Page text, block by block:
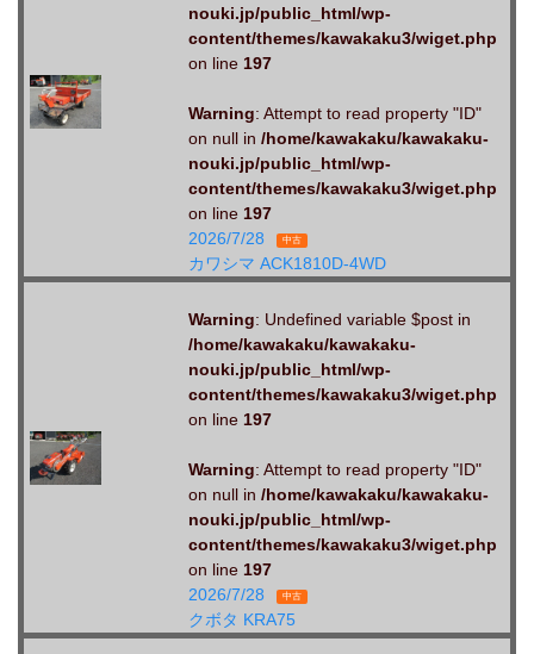
nouki.jp/public_html/wp-
content/themes/kawakaku3/wiget.php
on line 197
Warning: Attempt to read property "ID"
on null in /home/kawakaku/kawakaku-
nouki.jp/public_html/wp-
content/themes/kawakaku3/wiget.php
on line 197
2026/7/28
中古
カワシマ ACK1810D-4WD
Warning: Undefined variable $post in
/home/kawakaku/kawakaku-
nouki.jp/public_html/wp-
content/themes/kawakaku3/wiget.php
on line 197
Warning: Attempt to read property "ID"
on null in /home/kawakaku/kawakaku-
nouki.jp/public_html/wp-
content/themes/kawakaku3/wiget.php
on line 197
2026/7/28
中古
クボタ KRA75